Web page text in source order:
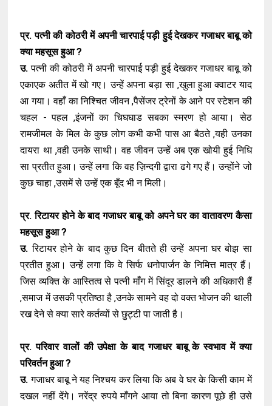
प्र. पत्नी की कोठरी में अपनी चारपाई पड़ी हुई देखकर गजाधर बाबू को
क्या महसूस हुआ ?
उ.पत्नी की कोठरी में अपनी चारपाई पड़ी हुई देखकर गजाधर बाबू को
एकाएक अतीत में खो गए। उन्हें अपना बड़ा सा ,खुला हुआ क्वाटर याद
आ गया। वहाँ का निश्चित जीवन ,पैसेंजर ट्रेनों के आने पर स्टेशन की
चहल - पहल ,इंजनों का चिघघाड सबका स्मरण हो आया। सेठ
रामजीमल के मिल के कुछ लोग कभी कभी पास आ बैठते ,यही उनका
दायरा था ,वही उनके साथी। वह जीवन उन्हें अब एक खोयी हुई निधि
सा प्रतीत हुआ। उन्हें लगा कि वह ज़िन्दगी द्वारा ढगे गए हैं। उन्होंने जो
कुछ चाहा ,उसमें से उन्हें एक बूँद भी न मिली।
प्र. रिटायर होने के बाद गजाधर बाबू को अपने घर का वातावरण कैसा
महसूस हुआ ?
उ. रिटायर होने के बाद कुछ दिन बीतते ही उन्हें अपना घर बोझ सा
प्रतीत हुआ। उन्हें लगा कि वे सिर्फ धनोपार्जन के निमित्त मात्र हैं।
जिस व्यक्ति के आस्तित्व से पत्नी माँग में सिंदूर डालने की अधिकारी हैं
,समाज में उसकी प्रतिष्ठा है ,उनके सामने वह दो वक्त भोजन की थाली
रख देने से क्या सारे कर्तव्यों से छुट्टी पा जाती है।
प्र. परिवार वालों की उपेक्षा के बाद गजाधर बाबू के स्वभाव में क्या
परिवर्तन हुआ ?
उ.गजाधर बाबू ने यह निश्चय कर लिया कि अब वे घर के किसी काम में
दखल नहीं देंगे। नरेंद्र रुपये माँगने आया तो बिना कारण पूछे ही उसे